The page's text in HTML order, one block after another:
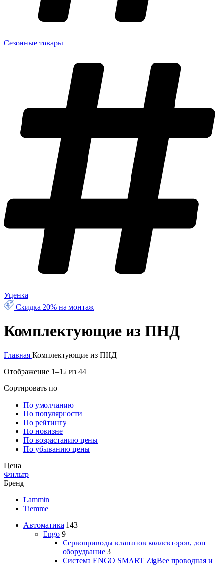
Сезонные товары
Уценка
Скидка 20% на монтаж
Комплектующие из ПНД
Главная Комплектующие из ПНД
Отображение 1–12 из 44
Сортировать по
По умолчанию
По популярности
По рейтингу
По новизне
По возрастанию цены
По убыванию цены
Цена
Фильтр
Бренд
Lammin
Tiemme
Автоматика 143
Engo 9
Сервоприводы клапанов коллекторов, доп
оборудвание 3
Система ENGO SMART ZigBee проводная и